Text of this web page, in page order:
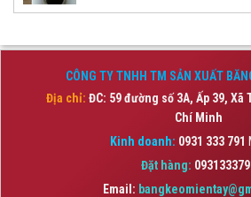
CÔNG TY TNHH TM SẢN XUẤT
Địa chỉ: ĐC: 59 đường số 3A, Ấp 39, Xã
Chí Minh
Kinh doanh: 0931 333 791
Đặt hàng:
Email: